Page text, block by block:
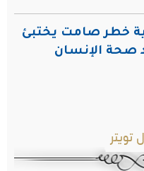
خطر صامت يختبئ
صحة الإنسان
تويتر